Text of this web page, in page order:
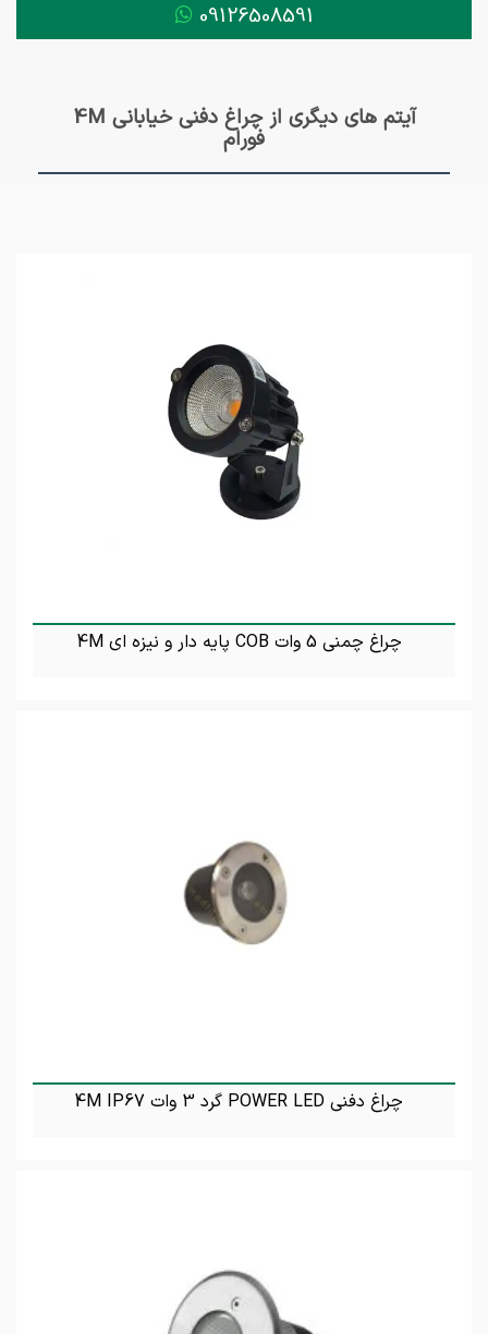
09126508591
آیتم های دیگری از چراغ دفنی خیابانی 4M
فورام
چراغ چمنی 5 وات COB پایه دار و نیزه ای 4M
چراغ دفنی POWER LED گرد 3 وات 4M IP67